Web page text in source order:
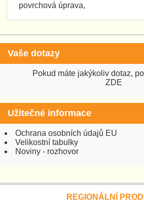
povrchová úprava,
Vaše dotazy
Pokud máte jakýkoliv dotaz,
ZDE
Užitečné informace
Ochrana osobních údajů EU
Velikostní tabulky
Noviny - rozhovor
REGIONÁLNÍ